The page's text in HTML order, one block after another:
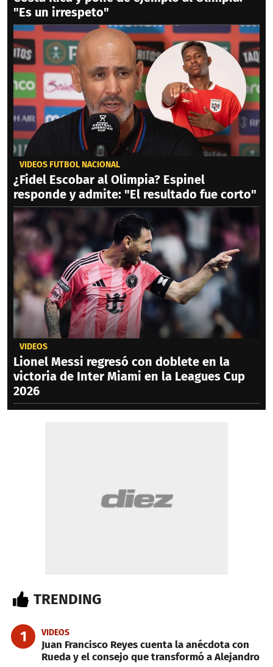
"Es un irrespeto"
VIDEOS FÚTBOL NACIONAL
¿Fidel Escobar al Olimpia? Espinel
responde y admite: "El resultado fue corto"
VIDEOS
Lionel Messi regresó con doblete en la
victoria de Inter Miami en la Leagues Cup
2026
TRENDING
1 VIDEOS
Juan Francisco Reyes cuenta la anécdota con
Rueda y el consejo que transformó a Alejandro